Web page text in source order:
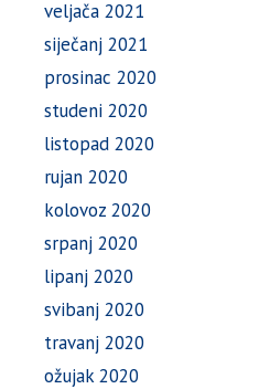
veljača 2021
siječanj 2021
prosinac 2020
studeni 2020
listopad 2020
rujan 2020
kolovoz 2020
srpanj 2020
lipanj 2020
svibanj 2020
travanj 2020
ožujak 2020